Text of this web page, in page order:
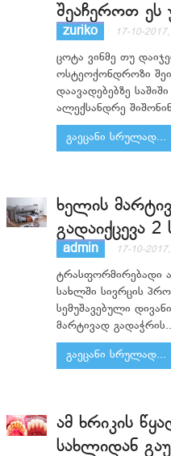
შეაჩეროთ ეს
zuriko 17-10-
ცოტა ვინმე თუ
ოსტეოქონდროზი
დაავადებებზე
ალექსანდრე
გაეცანი სრულად...
ხელის
გადაიქცევა
admin 17-10-
ტრასფორმირებადი
სახლში სივრცის
სემუშავებული
მარტივად გადაჭრის..
გაეცანი სრულად...
ამ ხრიკის
სახლიდან